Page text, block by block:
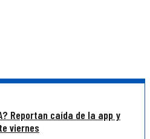
Reportan caída de la app y
viernes